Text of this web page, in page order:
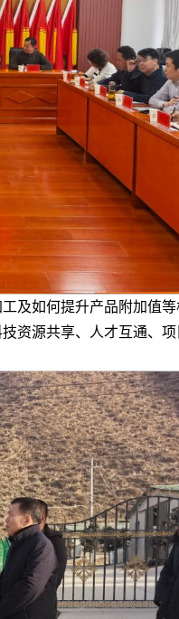
及如何提升产品附加值
资源共享、人才互通、